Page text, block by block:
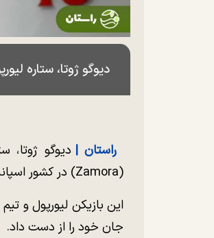
دیوگو ژوتا، ستاره
راستان | دیوگو ژوتا،
(Zamora) در کشور اسپانیا در سن ۲۸ سالگی درگذشت.
این بازیکن لیورپول و
جان خود را از دست داد.